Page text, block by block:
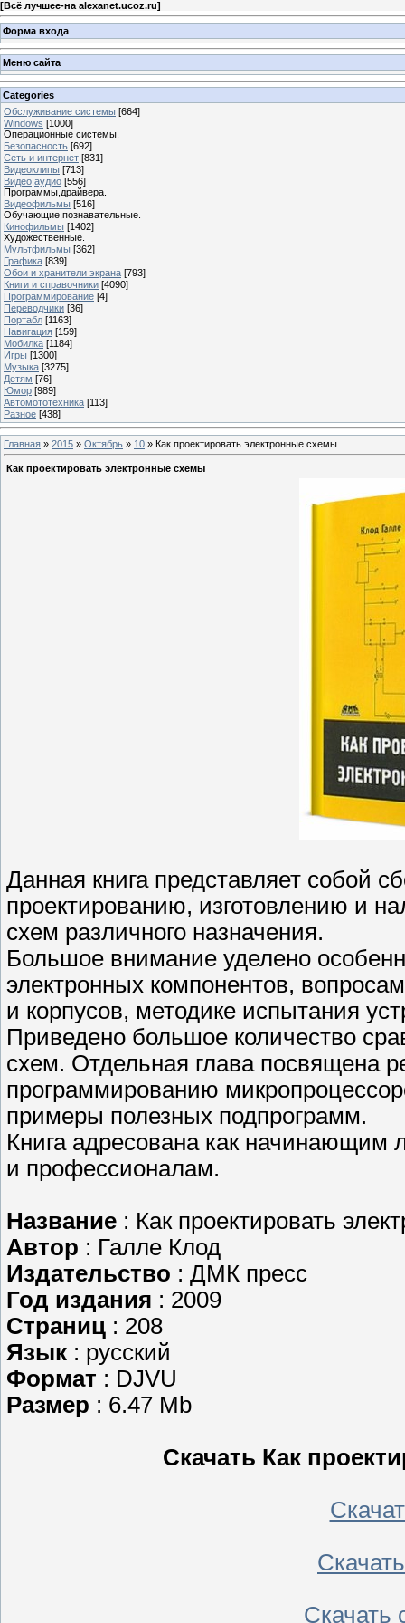
[Всё лучшее-на alexanet.ucoz.ru]
Форма входа
Меню сайта
Categories
Обслуживание системы [664]
Windows [1000]
Операционные системы.
Безопасность [692]
Сеть и интернет [831]
Видеоклипы [713]
Видео,аудио [556]
Программы,драйвера.
Видеофильмы [516]
Обучающие,познавательные.
Кинофильмы [1402]
Художественные.
Мультфильмы [362]
Графика [839]
Обои и хранители экрана [793]
Книги и справочники [4090]
Программирование [4]
Переводчики [36]
Портабл [1163]
Навигация [159]
Мобилка [1184]
Игры [1300]
Музыка [3275]
Детям [76]
Юмор [989]
Автомототехника [113]
Разное [438]
Главная » 2015 » Октябрь » 10 » Как проектировать электронные схемы
Как проектировать электронные схемы
Данная книга представляет собой
проектированию, изготовлению и
схем различного назначения.
Большое внимание уделено
электронных компонентов,
и корпусов, методике испытания
Приведено большое количество
схем. Отдельная глава посвящена
программированию
примеры полезных подпрограмм.
Книга адресована как начинающим
и профессионалам.
Название : Как проектировать
Автор : Галле Клод
Издательство : ДМК пресс
Год издания : 2009
Страниц : 208
Язык : русский
Формат : DJVU
Размер : 6.47 Mb
Скачать Как
Скачать